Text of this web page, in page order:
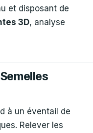
et disposant de
3D, analyse
à un éventail de
Relever les